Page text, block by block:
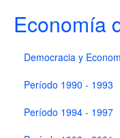
Economía
Democracia y
Período 1990 - 1993
Período 1994 - 1997